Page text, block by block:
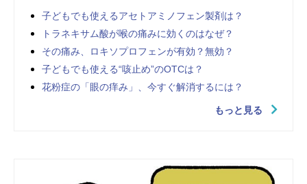
子どもでも使えるアセトアミノフェン製剤は？
トラネキサム酸が喉の痛みに効くのはなぜ？
その痛み、ロキソプロフェンが有効？無効？
子どもでも使える“咳止め”のOTCは？
花粉症の「眼の痒み」、今すぐ解消するには？
もっと見る